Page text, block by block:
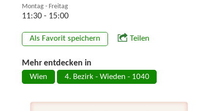
Montag - Freitag
11:30 - 15:00
Als Favorit speichern Teilen
Mehr entdecken in
Wien 4. Bezirk - Wieden - 1040